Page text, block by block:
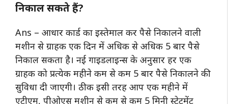
निकाल सकते हैं?
Ans – आधार कार्ड का इस्तेमाल कर पैसे निकालने वाली
मशीन से ग्राहक एक दिन में अधिक से अधिक 5 बार पैसे
निकाल सकता है। नई गाइडलाइन्स के अनुसार हर एक
ग्राहक को प्रत्येक महीने कम से कम 5 बार पैसे निकालने की
सुविधा दी जाएगी। ठीक इसी तरह आप एक महीने में
एटीएम, पीओएस मशीन से कम से कम 5 मिनी स्टेटमेंट